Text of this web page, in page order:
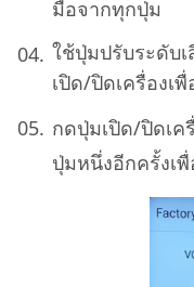
มือจากทุกปุ่ม
ใช้ปุ่มปรับระดับ
เปิด/ปิดเครื่องเ
กดปุ่มเปิด/ปิดเค
ปุ่มหนึ่งอีกครั้งเ